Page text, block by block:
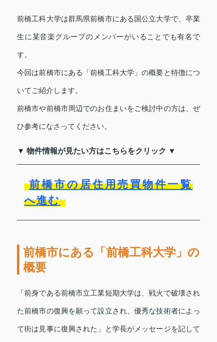
前橋工科大学は群馬県前橋市にある国公立大学で、卒業
生に某音楽グループのメンバーがいることでも有名で
す。
今回は前橋市にある「前橋工科大学」の概要と特徴につ
いてご紹介します。
前橋市や前橋市周辺でのお住まいをご検討中の方は、ぜ
ひ参考になさってください。
▼ 物件情報が見たい方はこちらをクリック ▼
前橋市の居住用売買物件一覧
へ進む
前橋市にある「前橋工科大学」の
概要
「前身である前橋市立工業短期大学は、戦火で破壊され
た前橋市の復興を願って設立され、優秀な技術者によっ
て街は見事に復興された」と学長がメッセージを記して